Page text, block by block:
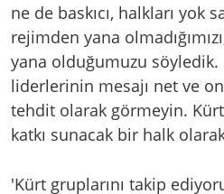
ne de baskıcı, halkları yok
rejimden yana
yana olduğumuzu
liderlerinin mesajı net ve
tehdit olarak görmeyin.
katkı sunacak bir halk
'Kürt gruplarını takip